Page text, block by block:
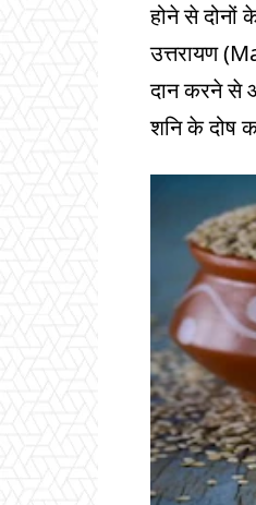
होने से दोनों
उत्तरायण
दान करने से
शनि के दोष